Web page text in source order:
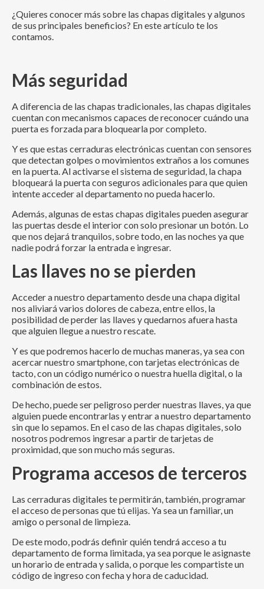
¿Quieres conocer más sobre las chapas digitales y algunos
de sus principales beneficios? En este artículo te los
contamos.
Más seguridad
A diferencia de las chapas tradicionales, las chapas digitales
cuentan con mecanismos capaces de reconocer cuándo una
puerta es forzada para bloquearla por completo.
Y es que estas cerraduras electrónicas cuentan con sensores
que detectan golpes o movimientos extraños a los comunes
en la puerta. Al activarse el sistema de seguridad, la chapa
bloqueará la puerta con seguros adicionales para que quien
intente acceder al departamento no pueda hacerlo.
Además, algunas de estas chapas digitales pueden asegurar
las puertas desde el interior con solo presionar un botón. Lo
que nos dejará tranquilos, sobre todo, en las noches ya que
nadie podrá forzar la entrada e ingresar.
Las llaves no se pierden
Acceder a nuestro departamento desde una chapa digital
nos aliviará varios dolores de cabeza, entre ellos, la
posibilidad de perder las llaves y quedarnos afuera hasta
que alguien llegue a nuestro rescate.
Y es que podremos hacerlo de muchas maneras, ya sea con
acercar nuestro smartphone, con tarjetas electrónicas de
tacto, con un código numérico o nuestra huella digital, o la
combinación de estos.
De hecho, puede ser peligroso perder nuestras llaves, ya que
alguien puede encontrarlas y entrar a nuestro departamento
sin que lo sepamos. En el caso de las chapas digitales, solo
nosotros podremos ingresar a partir de tarjetas de
proximidad, que son mucho más seguras.
Programa accesos de terceros
Las cerraduras digitales te permitirán, también, programar
el acceso de personas que tú elijas. Ya sea un familiar, un
amigo o personal de limpieza.
De este modo, podrás definir quién tendrá acceso a tu
departamento de forma limitada, ya sea porque le asignaste
un horario de entrada y salida, o porque les compartiste un
código de ingreso con fecha y hora de caducidad.